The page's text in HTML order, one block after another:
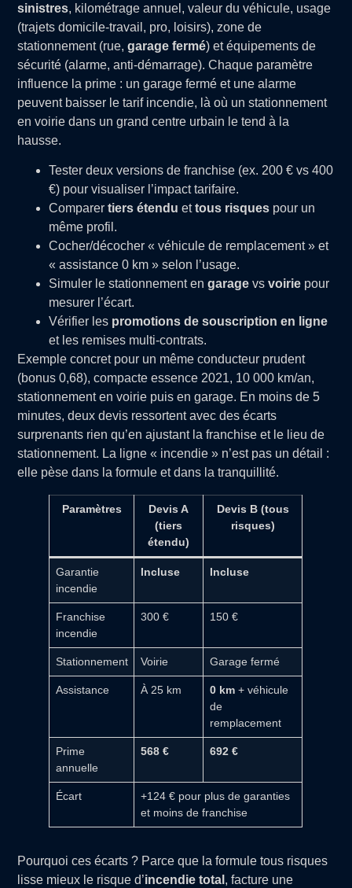
sinistres, kilométrage annuel, valeur du véhicule, usage
(trajets domicile-travail, pro, loisirs), zone de
stationnement (rue,garage fermé) et équipements de
sécurité (alarme, anti-démarrage). Chaque paramètre
influence la prime : un garage fermé et une alarme
peuvent baisser le tarif incendie, là où un stationnement
en voirie dans un grand centre urbain le tend à la
hausse.
Tester deux versions de franchise (ex. 200 € vs 400
€) pour visualiser l’impact tarifaire.
Comparertiers étendu ettous risques pour un
même profil.
Cocher/décocher « véhicule de remplacement » et
« assistance 0 km » selon l’usage.
Simuler le stationnement engarage vsvoirie pour
mesurer l’écart.
Vérifier les promotions de souscription en ligne
et les remises multi-contrats.
Exemple concret pour un même conducteur prudent
(bonus 0,68), compacte essence 2021, 10 000 km/an,
stationnement en voirie puis en garage. En moins de 5
minutes, deux devis ressortent avec des écarts
surprenants rien qu’en ajustant la franchise et le lieu de
stationnement. La ligne « incendie » n’est pas un détail :
elle pèse dans la formule et dans la tranquillité.
Paramètres
Devis A
(tiers
étendu)
Devis B (tous
risques)
Garantie
incendie
Incluse Incluse
Franchise
incendie
300 € 150 €
Stationnement Voirie Garage fermé
Assistance À 25 km 0 km+ véhicule
de
remplacement
Prime
annuelle
568 € 692 €
Écart
+124 € pour plus de garanties
et moins de franchise
Pourquoi ces écarts ? Parce que la formule tous risques
lisse mieux le risque d’incendie total , facture une